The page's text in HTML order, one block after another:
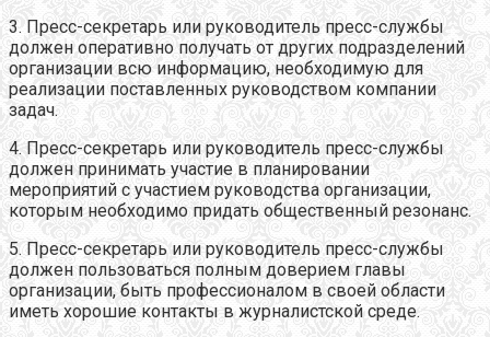
3. Пресс-секретарь или руководитель пресс-службы
должен оперативно получать от других подразделений
организации всю информацию, необходимую для
реализации поставленных руководством компании
задач.
4. Пресс-секретарь или руководитель пресс-службы
должен принимать участие в планировании
мероприятий с участием руководства организации,
которым необходимо придать общественный резонанс.
5. Пресс-секретарь или руководитель пресс-службы
должен пользоваться полным доверием главы
организации, быть профессионалом в своей области
иметь хорошие контакты в журналистской среде.